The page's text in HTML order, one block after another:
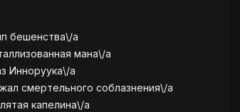
бешенства\/a
мана\/a
Инноруука\/a
смертельного соблазнения\/a
капелина\/a